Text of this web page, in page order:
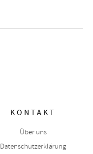
KONTAKT
Über uns
Datenschutzerklärung